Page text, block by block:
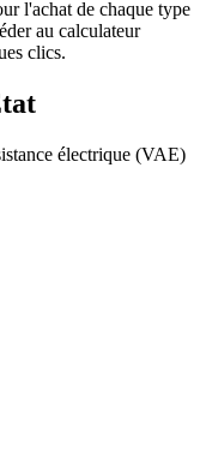
l'achat de chaque type
au calculateur
clics.
électrique (VAE)